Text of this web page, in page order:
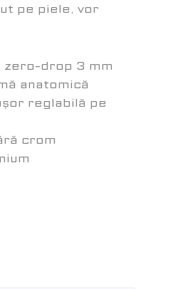
pe piele, vor
drop 3 mm
anatomică
reglabilă pe
crom